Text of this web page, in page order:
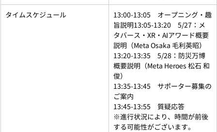
タイムスケジュール
13:00-13:05　オープニング・趣
旨説明13:05-13:20　5/27：メ
タバース・XR・AIアワード概要
説明（Meta Osaka 毛利英昭）
13:20-13:35　5/28：防災万博
概要説明（Meta Heroes 松石 和
俊）
13:35-13:45　サポーター募集の
ご案内
13:45-13:55　質疑応答
※進行状況により、時間が前後
する可能性がございます。